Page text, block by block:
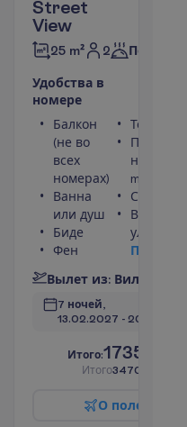
Street
View
25 m² 2
Удобства в
номере
Балкон
(не во
всех
номерах)
Ванна
или душ
Биде
Фен
Телефон
Площадь
номера
m²
Сейф
Вид на
улицу
П
Вылет из: Вил
7 ночей,
13.02.2027 - 20.02.2027
Итого:1735.00
Итого3470.00
О поле